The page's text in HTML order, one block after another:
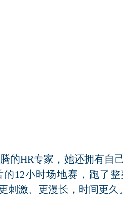
腾的HR专家，她还拥有
12小时场地赛，跑了
刺激、更漫长，时间更久